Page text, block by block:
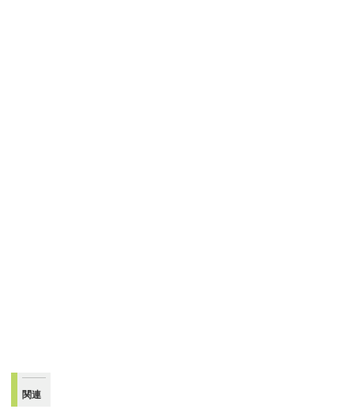
関連